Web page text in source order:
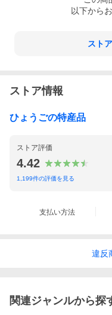
以下から
スト
ストア情報
ひょうごの特産品
ストア評価
4.42
1,199件の評価を見る
支払い方法
違反
関連ジャンルから探